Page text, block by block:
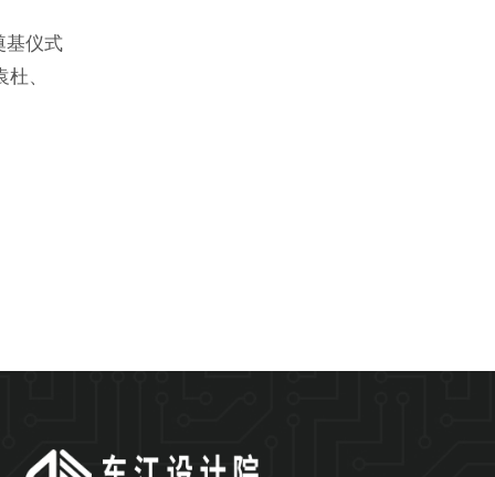
基仪式
、
同
目开